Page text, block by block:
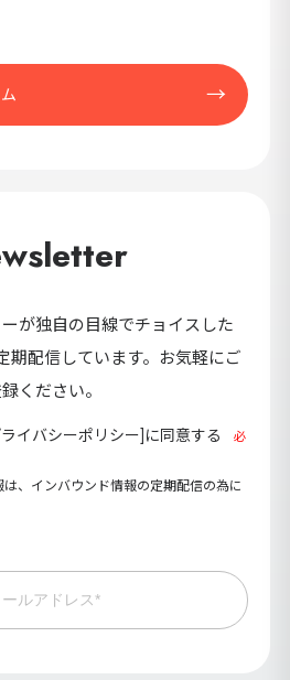
が独自の目線でチョイスした
期配信しています。お気軽にご
ください。
イバシーポリシー]に同意する
必
、インバウンド情報の定期配信の為に
ールアドレス*